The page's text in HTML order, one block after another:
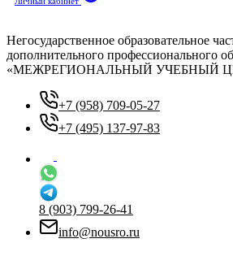
Негосударственное образовательное
дополнительного профессионального
«МЕЖРЕГИОНАЛЬНЫЙ УЧЕБНЫЙ
+7 (958) 709-05-27
+7 (495) 137-97-83
8 (903) 799-26-41
info@nousro.ru